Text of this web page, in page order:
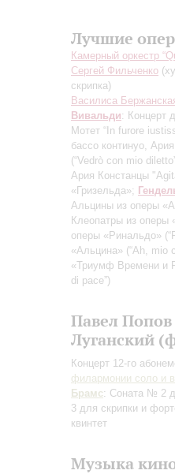
Лучшие
Камерный оркестр
Сергей Фильченко
скрипка)
Василиса
Вивальди: Концерт
Мотет “In furore
бассо континуо,
(“Vedrò con mio
Ария Констанцы
«Гризельда»;
Альцины из оперы
Клеопатры из
оперы «Ринальдо»
«Альцина» (“Ah, mio
«Триумф Времени и
di pace”)
Павел
Луганский
Концерт 12-го
филармонии соло и
Брамс: Соната № 2
3 для скрипки и
квинтет
Музыка